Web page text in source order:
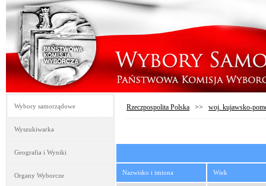
Wybory samorządowe
Wyszukiwarka
Geografia i Wyniki
Organy Wyborcze
Rzeczpospolita Polska >> woj. kujawsko-
Nazwisko i imiona Wiek